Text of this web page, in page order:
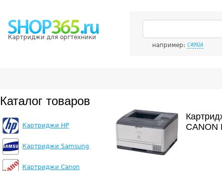
Картриджи для оргтехники
например: C4092A
Каталог товаров
Картриджи HP
Картриджи Samsung
Картриджи Canon
CANON